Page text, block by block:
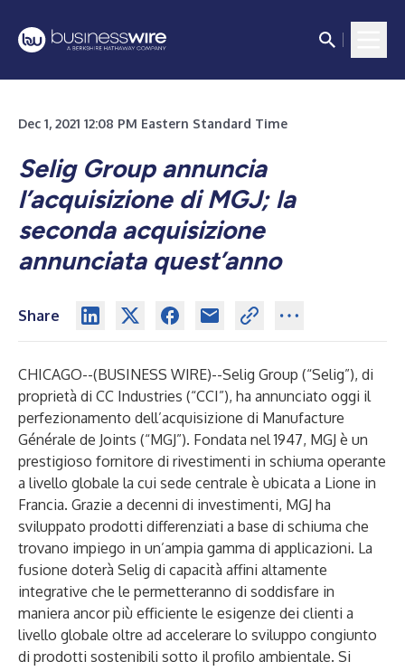
Dec 1, 2021 12:08 PM Eastern Standard Time
Selig Group annuncia
l’acquisizione di MGJ; la
seconda acquisizione
annunciata quest’anno
Share
CHICAGO--(BUSINESS WIRE)--Selig Group (“Selig”), di
proprietà di CC Industries (“CCI”), ha annunciato oggi il
perfezionamento dell’acquisizione di Manufacture
Générale de Joints (“MGJ”). Fondata nel 1947, MGJ è un
prestigioso fornitore di rivestimenti in schiuma operante
a livello globale la cui sede centrale è ubicata a Lione in
Francia. Grazie a decenni di investimenti, MGJ ha
sviluppato prodotti differenziati a base di schiuma che
trovano impiego in un’ampia gamma di applicazioni. La
fusione doterà Selig di capacità affini altamente
integrative che le permetteranno di soddisfare in
maniera ancor più efficiente le esigenze dei clienti a
livello globale oltre ad accelerare lo sviluppo congiunto
di prodotti sostenibili sotto il profilo ambientale. Si